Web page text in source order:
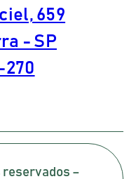
659
- SP
270
reservados –